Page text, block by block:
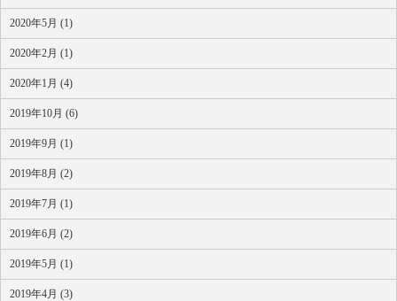
2020年5月 (1)
2020年2月 (1)
2020年1月 (4)
2019年10月 (6)
2019年9月 (1)
2019年8月 (2)
2019年7月 (1)
2019年6月 (2)
2019年5月 (1)
2019年4月 (3)